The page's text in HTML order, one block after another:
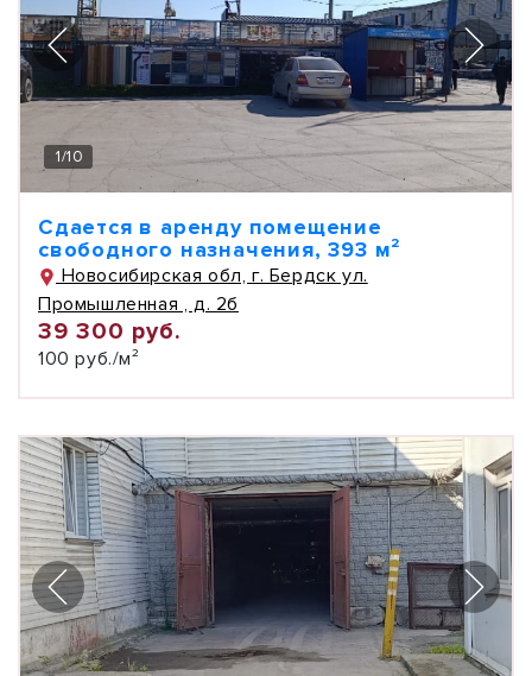
1/10
Сдается в аренду помещение
свободного назначения, 393 м²
Новосибирская обл, г. Бердск ул.
Промышленная , д. 2б
39 300 руб.
100 руб./м²